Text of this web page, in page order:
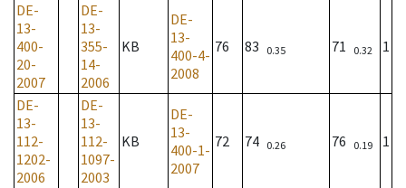
DE-
13-
400-
20-
2007
DE-
13-
355-
14-
2006
KB
DE-
13-
400-4-
2008
76 83 0.35 71 0.32 1
DE-
13-
112-
1202-
2006
DE-
13-
112-
1097-
2003
KB
DE-
13-
400-1-
2007
72 74 0.26 76 0.19 1